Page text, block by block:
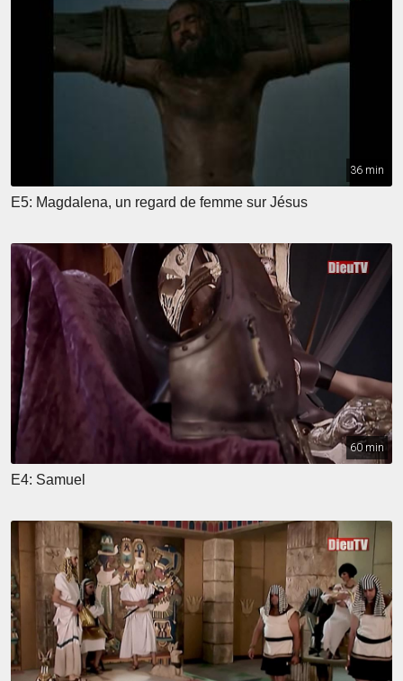
36 min
E5: Magdalena, un regard de femme sur Jésus
60 min
E4: Samuel